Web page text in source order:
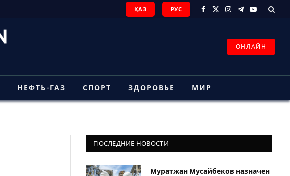
ҚАЗ РУС
Facebook
X
Instagram
Telegram
YouTube
ОНЛАЙН
НЕФТЬ-ГАЗ СПОРТ ЗДОРОВЬЕ МИР
ПОСЛЕДНИЕ НОВОСТИ
Муратжан Мусайбеков назначен